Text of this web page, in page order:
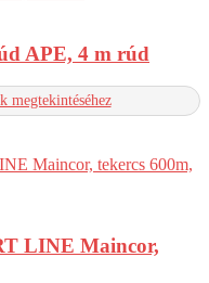
APE, 4 m rúd
megtekintéséhez
LINE Maincor,